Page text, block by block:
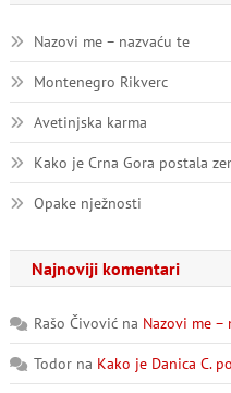
Nazovi me – nazvaću te
Montenegro Rikverc
Avetinjska karma
Kako je Crna Gora postala
Opake nježnosti
Najnoviji komentari
Rašo Čivovićna Nazovi me –
Todorna Kako je Danica C.